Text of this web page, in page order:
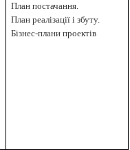
План постачання.
План реалізації і збуту.
Бізнес-плани проектів